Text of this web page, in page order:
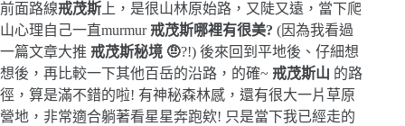
前面路線戒茂斯 上，是很山林原始路，又陡又遠，當下爬
山心理自己一直murmur 戒茂斯哪裡有很美? (因為我看過
一篇文章大推 戒茂斯秘境 🤨?!) 後來回到平地後、仔細想
想後，再比較一下其他百岳的沿路，的確~ 戒茂斯山 的路
徑，算是滿不錯的啦! 有神秘森林感，還有很大一片草原
營地，非常適合躺著看星星奔跑欸! 只是當下我已經走的